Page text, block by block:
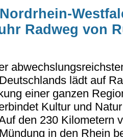
Radweg von
lädt auf
einer ganzen
Kultur und
den 230 Kilometern
in den Rhein